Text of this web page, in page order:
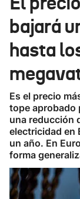
bajará
hasta
Es el precio
tope aprobado
una reducción
electricidad en
un año. En
forma